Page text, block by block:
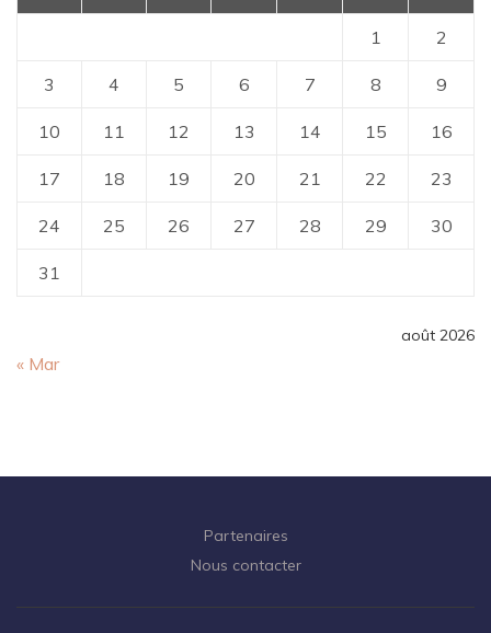
août 2026
1 2
3 4 5 6 7 8 9
10 11 12 13 14 15 16
17 18 19 20 21 22 23
24 25 26 27 28 29 30
31
« Mar
Partenaires
Nous contacter